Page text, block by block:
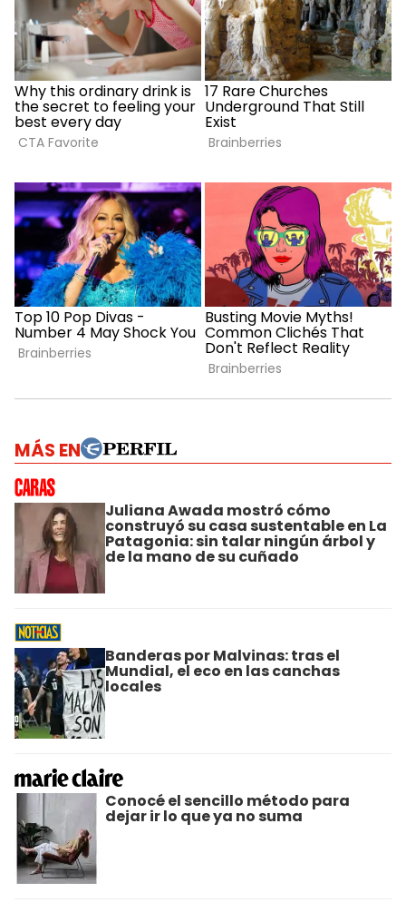
MÁS EN
Juliana Awada mostró cómo
construyó su casa sustentable en La
Patagonia: sin talar ningún árbol y
de la mano de su cuñado
Banderas por Malvinas: tras el
Mundial, el eco en las canchas
locales
Conocé el sencillo método para
dejar ir lo que ya no suma